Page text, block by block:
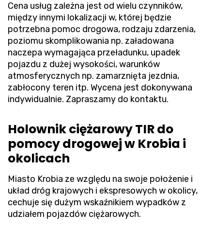
Cena usług zależna jest od wielu czynników,
między innymi lokalizacji w, której będzie
potrzebna pomoc drogowa, rodzaju zdarzenia,
poziomu skomplikowania np. załadowana
naczepa wymagająca przeładunku, upadek
pojazdu z dużej wysokości, warunków
atmosferycznych np. zamarznięta jezdnia,
zabłocony teren itp. Wycena jest dokonywana
indywidualnie. Zapraszamy do kontaktu.
Holownik ciężarowy TIR do
pomocy drogowej w Krobia i
okolicach
Miasto Krobia ze względu na swoje położenie i
układ dróg krajowych i ekspresowych w okolicy,
cechuje się dużym wskaźnikiem wypadków z
udziałem pojazdów ciężarowych.